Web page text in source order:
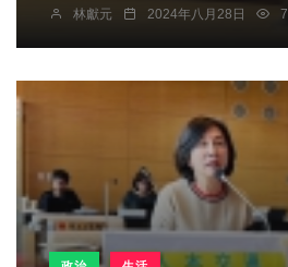
林獻元 2024年八月28日